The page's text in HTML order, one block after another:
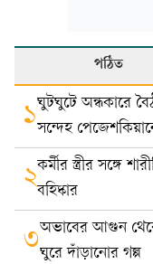
পঠিত
১ঘুটঘুটে অন্ধকারে
সন্দেহ
২কর্মীর স্ত্রীর সঙ্গে
বহিষ্কার
৩অভাবের আগুন
ঘুরে দাঁড়ানোর গল্প